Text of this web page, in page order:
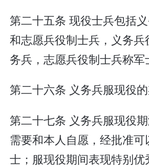
第二十五条 现役士兵包括
和志愿兵役制士兵，义务兵
务兵，志愿兵役制士兵称军
第二十六条 义务兵服现役的
第二十七条 义务兵服现役
需要和本人自愿，经批准可
士；服现役期间表现特别优